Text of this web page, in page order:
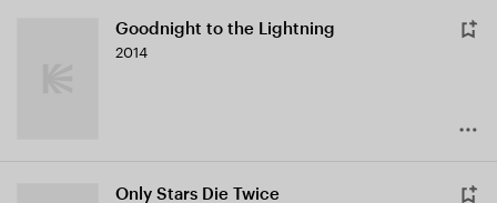
Goodnight to the Lightning
2014
Only Stars Die Twice